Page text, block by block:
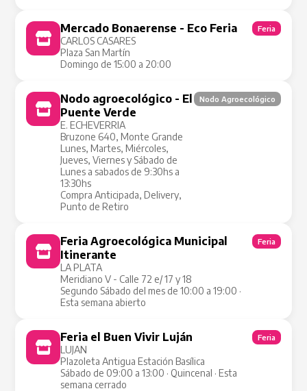
Mercado Bonaerense - Eco Feria
CARLOS CASARES
Plaza San Martín
Domingo de 15:00 a 20:00
Feria
Nodo agroecológico - El
Puente Verde
E. ECHEVERRIA
Bruzone 640, Monte Grande
Lunes, Martes, Miércoles,
Jueves, Viernes y Sábado de
Lunes a sabados de 9:30hs a
13:30hs
Compra Anticipada, Delivery,
Punto de Retiro
Nodo Agroecológico
Feria Agroecológica Municipal
Itinerante
LA PLATA
Meridiano V - Calle 72 e/ 17 y 18
Segundo Sábado del mes de 10:00 a 19:00 ·
Esta semana abierto
Feria
Feria el Buen Vivir Luján
LUJAN
Plazoleta Antigua Estación Basílica
Sábado de 09:00 a 13:00 · Quincenal · Esta
semana cerrado
Feria